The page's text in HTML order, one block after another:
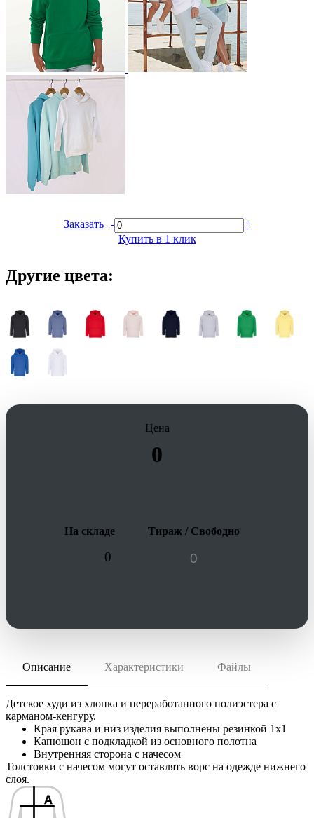
Заказать -
+
Купить в 1 клик
Другие цвета:
Цена
0
На складе Тираж / Свободно
0
Описание
Детское худи из хлопка и переработанного полиэстера с
карманом-кенгуру.
Края рукава и низ изделия выполнены резинкой 1х1
Капюшон с подкладкой из основного полотна
Внутренняя сторона с начесом
Толстовки с начесом могут оставлять ворс на одежде нижнего
слоя.
Характеристики
РАЗМЕР ТОВАРА
хлопок 80%; переработанный полиэстер, 20%; мольтон,
плотность 280 г/м²
ТРАНСПОРТНАЯ УПАКОВКА
60.0x34.0x25.0 см
ИНДИВИДУАЛЬНАЯ УПАКОВКА
ВИДЫ НАНЕСЕНИЯ
I2 -Вышивка (10 цветов)
Файлы
скачать (pdf)
Инструкция по сохранению pdf из Corel Draw
Инструкция по сохранению pdf из Adobe Illustrator